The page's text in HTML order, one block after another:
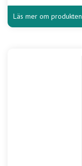
Läs mer om produkten